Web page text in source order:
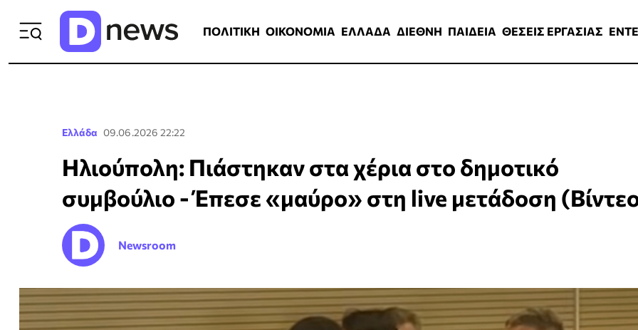
ΠΟΛΙΤΙΚΗ ΟΙΚΟΝΟΜΙΑ ΕΛΛΑΔΑ ΔΙΕΘΝΗ ΠΑΙΔΕΙΑ ΘΕΣΕΙΣ ΕΡΓΑΣΙΑΣ
Ελλάδα 09.06.2026 22:22
Ηλιούπολη: Πιάστηκαν στα χέρια στο δημοτικό
συμβούλιο - Έπεσε «μαύρο» στη live μετάδοση
Newsroom